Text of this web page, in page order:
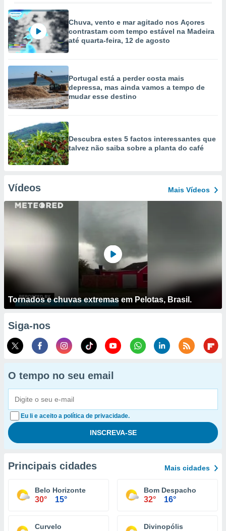
Chuva, vento e mar agitado nos Açores
contrastam com tempo estável na Madeira
até quarta-feira, 12 de agosto
Portugal está a perder costa mais
depressa, mas ainda vamos a tempo de
mudar esse destino
Descubra estes 5 factos interessantes que
talvez não saiba sobre a planta do café
Vídeos Mais Vídeos
Tornados e chuvas extremas em Pelotas, Brasil.
Siga-nos
O tempo no seu email
Eu li e aceito a política de privacidade.
Principais cidades Mais cidades
Belo Horizonte
30° 15°
Bom Despacho
32° 16°
Curvelo Divinopólis